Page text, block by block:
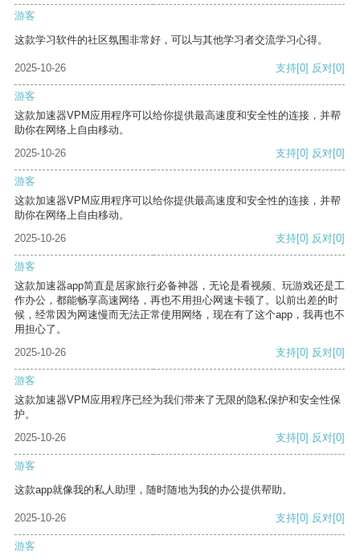
游客
这款学习软件的社区氛围非常好，可以与其他学习者交流学习心得。
2025-10-26 支持[0] 反对[0]
游客
这款加速器VPM应用程序可以给你提供最高速度和安全性的连接，并帮
助你在网络上自由移动。
2025-10-26
支持[0] 反对[0]
游客
这款加速器VPM应用程序可以给你提供最高速度和安全性的连接，并帮
助你在网络上自由移动。
2025-10-26
支持[0] 反对[0]
游客
这款加速器app简直是居家旅行必备神器，无论是看视频、玩游戏还是工
作办公，都能畅享高速网络，再也不用担心网速卡顿了。以前出差的时
候，经常因为网速慢而无法正常使用网络，现在有了这个app，我再也不
用担心了。
2025-10-26
支持[0] 反对[0]
游客
这款加速器VPM应用程序已经为我们带来了无限的隐私保护和安全性保
护。
2025-10-26
支持[0] 反对[0]
游客
这款app就像我的私人助理，随时随地为我的办公提供帮助。
2025-10-26 支持[0] 反对[0]
游客